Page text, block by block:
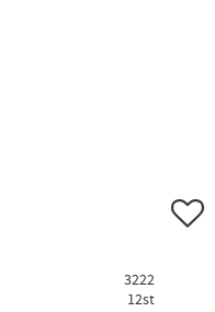
Lägg
3222
12st